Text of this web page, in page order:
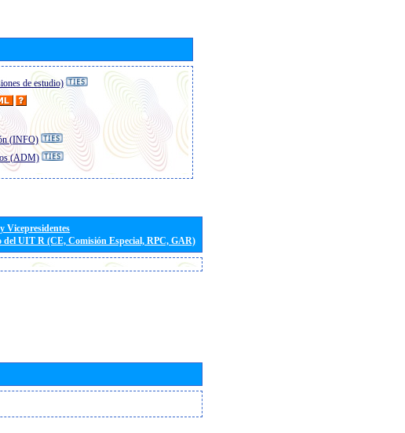
de estudio)
(INFO)
(ADM)
Vicepresidentes
del UIT R (CE, Comisión Especial, RPC, GAR)